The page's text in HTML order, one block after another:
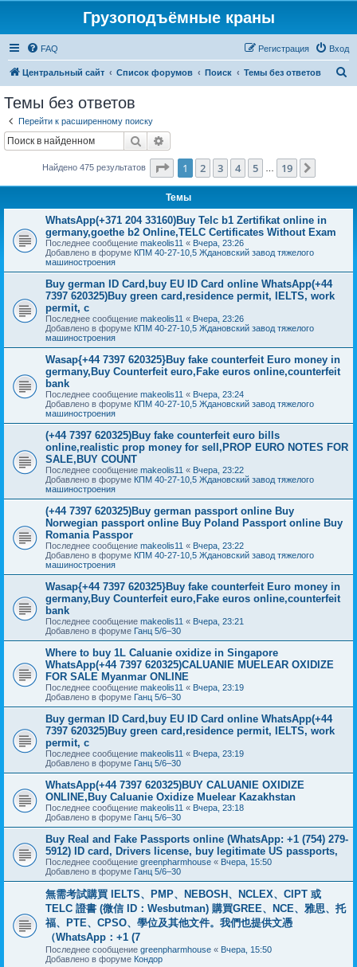
Грузоподъёмные краны
FAQ Вход
Регистрация
Центральный сайт Список форумов Поиск Темы без ответов
Темы без ответов
Перейти к расширенному поиску
Поиск
Найдено 475 результатов Страница из 19
1 2 3 4 5 19
Темы
WhatsApp(+371 204 33160)Buy Telc b1 Zertifikat online in
germany,goethe b2 Online,TELC Certificates Without Exam
Последнее сообщение makeolis11 « Вчера, 23:26
Добавлено в форуме КПМ 40-27-10,5 Ждановский завод тяжелого
машиностроения
Buy german ID Card,buy EU ID Card online WhatsApp(+44
7397 620325)Buy green card,residence permit, IELTS, work
permit, c
Последнее сообщение makeolis11 « Вчера, 23:26
Добавлено в форуме КПМ 40-27-10,5 Ждановский завод тяжелого
машиностроения
Wasap{+44 7397 620325}Buy fake counterfeit Euro money in
germany,Buy Counterfeit euro,Fake euros online,counterfeit
bank
Последнее сообщение makeolis11 « Вчера, 23:24
Добавлено в форуме КПМ 40-27-10,5 Ждановский завод тяжелого
машиностроения
(+44 7397 620325)Buy fake counterfeit euro bills
online,realistic prop money for sell,PROP EURO NOTES FOR
SALE,BUY COUNT
Последнее сообщение makeolis11 « Вчера, 23:22
Добавлено в форуме КПМ 40-27-10,5 Ждановский завод тяжелого
машиностроения
(+44 7397 620325)Buy german passport online Buy
Norwegian passport online Buy Poland Passport online Buy
Romania Passpor
Последнее сообщение makeolis11 « Вчера, 23:22
Добавлено в форуме КПМ 40-27-10,5 Ждановский завод тяжелого
машиностроения
Wasap{+44 7397 620325}Buy fake counterfeit Euro money in
germany,Buy Counterfeit euro,Fake euros online,counterfeit
bank
Последнее сообщение makeolis11 « Вчера, 23:21
Добавлено в форуме Ганц 5/6–30
Where to buy 1L Caluanie oxidize in Singapore
WhatsApp(+44 7397 620325)CALUANIE MUELEAR OXIDIZE
FOR SALE Myanmar ONLINE
Последнее сообщение makeolis11 « Вчера, 23:19
Добавлено в форуме Ганц 5/6–30
Buy german ID Card,buy EU ID Card online WhatsApp(+44
7397 620325)Buy green card,residence permit, IELTS, work
permit, c
Последнее сообщение makeolis11 « Вчера, 23:19
Добавлено в форуме Ганц 5/6–30
WhatsApp(+44 7397 620325)BUY CALUANIE OXIDIZE
ONLINE,Buy Caluanie Oxidize Muelear Kazakhstan
Последнее сообщение makeolis11 « Вчера, 23:18
Добавлено в форуме Ганц 5/6–30
Buy Real and Fake Passports online (WhatsApp: +1 (754) 279-
5912) ID card, Drivers license, buy legitimate US passports,
Последнее сообщение greenpharmhouse « Вчера, 15:50
Добавлено в форуме Ганц 5/6–30
無需考試購買 IELTS、PMP、NEBOSH、NCLEX、CIPT 或
TELC 證書 (微信 ID：Wesbutman) 購買GREE、NCE、雅思、托
福、PTE、CPSO、學位及其他文件。我們也提供文憑
（WhatsApp：+1 (7
Последнее сообщение greenpharmhouse « Вчера, 15:50
Добавлено в форуме Кондор